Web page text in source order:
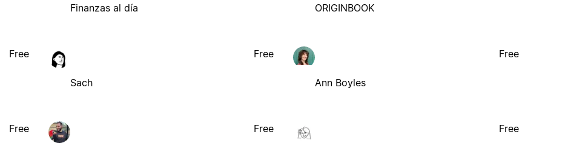
Finanzas al día ORIGINBOOK
Free
Sach
Free
Ann Boyles
Free
Free Free Free